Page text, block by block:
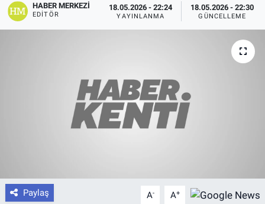
HABER MERKEZI
EDITÖR
18.05.2026 - 22:24
YAYINLANMA
18.05.2026 - 22:30
GÜNCELLEME
Paylaş A- A+